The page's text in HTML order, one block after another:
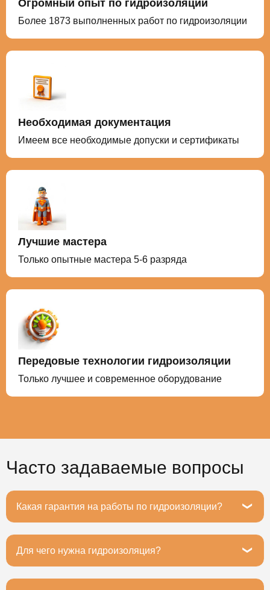
Огромный опыт по гидроизоляции
Более 1873 выполненных работ по гидроизоляции
Необходимая документация
Имеем все необходимые допуски и сертификаты
Лучшие мастера
Только опытные мастера 5-6 разряда
Передовые технологии гидроизоляции
Только лучшее и современное оборудование
Часто задаваемые вопросы
Какая гарантия на работы по гидроизоляции?
Гарантия на все работы до 20 лет.
Для чего нужна гидроизоляция?
Основное назначение гидроизоляции – это защита